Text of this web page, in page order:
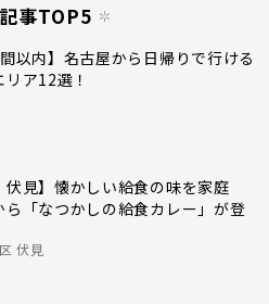
事TOP5
間以内】名古屋から日帰りで行ける
ア12選！
伏見】懐かしい給食の味を家庭
ら「なつかしの給食カレー」が登
伏見